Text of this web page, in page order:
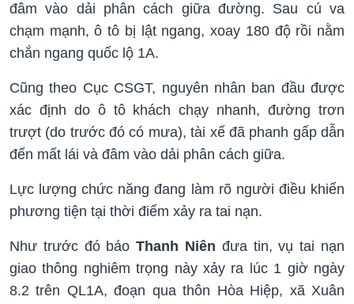
đâm vào dải phân cách giữa đường. Sau cú va
chạm mạnh, ô tô bị lật ngang, xoay 180 độ rồi nằm
chắn ngang quốc lộ 1A.
Cũng theo Cục CSGT, nguyên nhân ban đầu được
xác định do ô tô khách chạy nhanh, đường trơn
trượt (do trước đó có mưa), tài xế đã phanh gấp dẫn
đến mất lái và đâm vào dải phân cách giữa.
Lực lượng chức năng đang làm rõ người điều khiển
phương tiện tại thời điểm xảy ra tai nạn.
Như trước đó báo Thanh Niên đưa tin, vụ tai nạn
giao thông nghiêm trọng này xảy ra lúc 1 giờ ngày
8.2 trên QL1A, đoạn qua thôn Hòa Hiệp, xã Xuân